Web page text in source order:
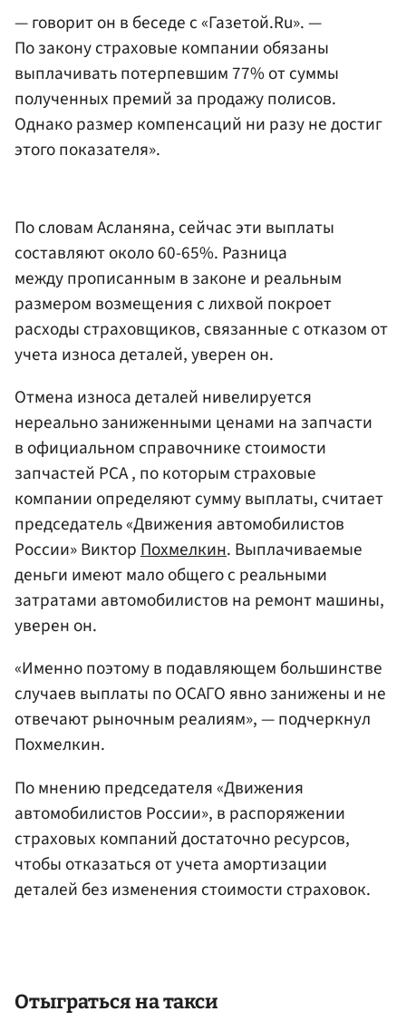
— говорит он в беседе с «Газетой.Ru». —
По закону страховые компании обязаны
выплачивать потерпевшим 77% от суммы
полученных премий за продажу полисов.
Однако размер компенсаций ни разу не достиг
этого показателя».
По словам Асланяна, сейчас эти выплаты
составляют около 60-65%. Разница
между прописанным в законе и реальным
размером возмещения с лихвой покроет
расходы страховщиков, связанные с отказом от
учета износа деталей, уверен он.
Отмена износа деталей нивелируется
нереально заниженными ценами на запчасти
в официальном справочнике стоимости
запчастей РСА , по которым страховые
компании определяют сумму выплаты, считает
председатель «Движения автомобилистов
России» ВикторПохмелкин. Выплачиваемые
деньги имеют мало общего с реальными
затратами автомобилистов на ремонт машины,
уверен он.
«Именно поэтому в подавляющем большинстве
случаев выплаты по ОСАГО явно занижены и не
отвечают рыночным реалиям», — подчеркнул
Похмелкин.
По мнению председателя «Движения
автомобилистов России», в распоряжении
страховых компаний достаточно ресурсов,
чтобы отказаться от учета амортизации
деталей без изменения стоимости страховок.
Отыграться на такси